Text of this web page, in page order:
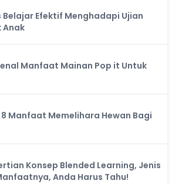
Belajar Efektif Menghadapi Ujian
Anak
Manfaat Mainan Pop it Untuk
Manfaat Memelihara Hewan Bagi
Konsep Blended Learning, Jenis
Anda Harus Tahu!